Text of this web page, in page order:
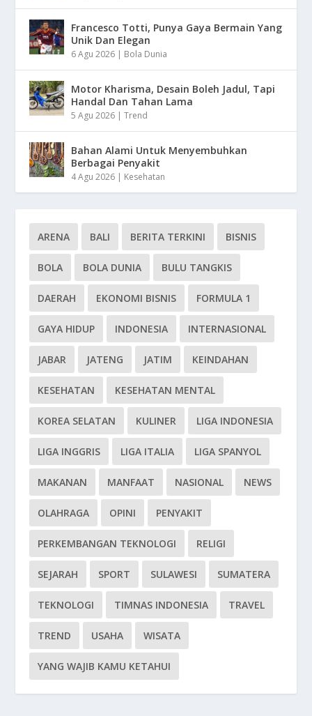
Francesco Totti, Punya Gaya Bermain Yang
Unik Dan Elegan
6 Agu 2026 | Bola Dunia
Motor Kharisma, Desain Boleh Jadul, Tapi
Handal Dan Tahan Lama
5 Agu 2026 |Trend
Bahan Alami Untuk Menyembuhkan
Berbagai Penyakit
4 Agu 2026 | Kesehatan
ARENA BALI BERITA TERKINI BISNIS
BOLA BOLA DUNIA BULU TANGKIS
DAERAH EKONOMI BISNIS FORMULA 1
GAYA HIDUP INDONESIA INTERNASIONAL
JABAR JATENG JATIM KEINDAHAN
KESEHATAN KESEHATAN MENTAL
KOREA SELATAN KULINER LIGA INDONESIA
LIGA INGGRIS LIGA ITALIA LIGA SPANYOL
MAKANAN MANFAAT NASIONAL NEWS
OLAHRAGA OPINI PENYAKIT
PERKEMBANGAN TEKNOLOGI RELIGI
SEJARAH SPORT SULAWESI SUMATERA
TEKNOLOGI TIMNAS INDONESIA TRAVEL
TREND USAHA WISATA
YANG WAJIB KAMU KETAHUI